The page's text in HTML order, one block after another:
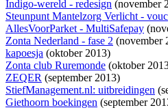
Indigo-wereld - redesign (november
Steunpunt Mantelzorg Verlicht -
AllesVoorParket - MultiSafepay
Zonta Nederland - fase 2 (november
kapoesja (oktober 2013)
Zonta club Ruremonde (oktober
ZEQER (september 2013)
StiefManagement.nl: uitbreidingen
Giethoorn boekingen (september